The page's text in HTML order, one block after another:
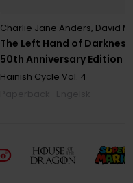
The Left Hand of
50th Anniversary Edition
Charlie Jane Anders, David
Hainish Cycle Vol. 4